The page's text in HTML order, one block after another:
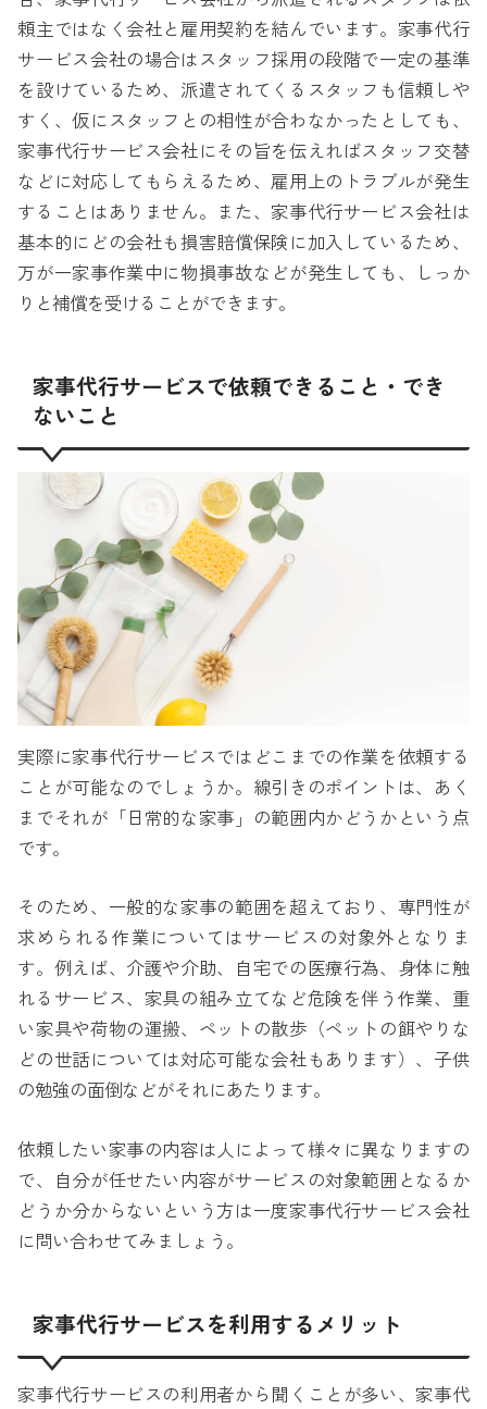
頼主ではなく会社と雇用契約を結んでいます。家事代行
サービス会社の場合はスタッフ採用の段階で一定の基準
を設けているため、派遣されてくるスタッフも信頼しや
すく、仮にスタッフとの相性が合わなかったとしても、
家事代行サービス会社にその旨を伝えればスタッフ交替
などに対応してもらえるため、雇用上のトラブルが発生
することはありません。また、家事代行サービス会社は
基本的にどの会社も損害賠償保険に加入しているため、
万が一家事作業中に物損事故などが発生しても、しっか
りと補償を受けることができます。
家事代行サービスで依頼できること・でき
ないこと
実際に家事代行サービスではどこまでの作業を依頼する
ことが可能なのでしょうか。線引きのポイントは、あく
までそれが「日常的な家事」の範囲内かどうかという点
です。
そのため、一般的な家事の範囲を超えており、専門性が
求められる作業についてはサービスの対象外となりま
す。例えば、介護や介助、自宅での医療行為、身体に触
れるサービス、家具の組み立てなど危険を伴う作業、重
い家具や荷物の運搬、ペットの散歩（ペットの餌やりな
どの世話については対応可能な会社もあります）、子供
の勉強の面倒などがそれにあたります。
依頼したい家事の内容は人によって様々に異なりますの
で、自分が任せたい内容がサービスの対象範囲となるか
どうか分からないという方は一度家事代行サービス会社
に問い合わせてみましょう。
家事代行サービスを利用するメリット
家事代行サービスの利用者から聞くことが多い、家事代